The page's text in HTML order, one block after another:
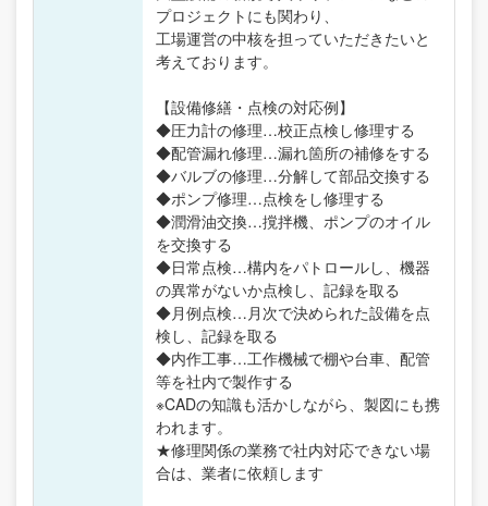
プロジェクトにも関わり、
工場運営の中核を担っていただきたいと
考えております。
【設備修繕・点検の対応例】
◆圧力計の修理…校正点検し修理する
◆配管漏れ修理…漏れ箇所の補修をする
◆バルブの修理…分解して部品交換する
◆ポンプ修理…点検をし修理する
◆潤滑油交換…撹拌機、ポンプのオイル
を交換する
◆日常点検…構内をパトロールし、機器
の異常がないか点検し、記録を取る
◆月例点検…月次で決められた設備を点
検し、記録を取る
◆内作工事…工作機械で棚や台車、配管
等を社内で製作する
※CADの知識も活かしながら、製図にも携
われます。
★修理関係の業務で社内対応できない場
合は、業者に依頼します